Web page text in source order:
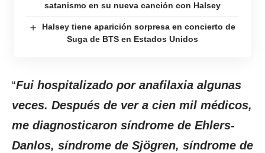
satanismo en su nueva canción con Halsey
Halsey tiene aparición sorpresa en concierto de
Suga de BTS en Estados Unidos
“Fui hospitalizado por anafilaxia algunas
veces. Después de ver a cien mil médicos,
me diagnosticaron síndrome de Ehlers-
Danlos, síndrome de Sjögren, síndrome de